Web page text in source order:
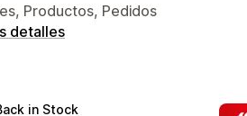
Productos, Pedidos
detalles
in Stock